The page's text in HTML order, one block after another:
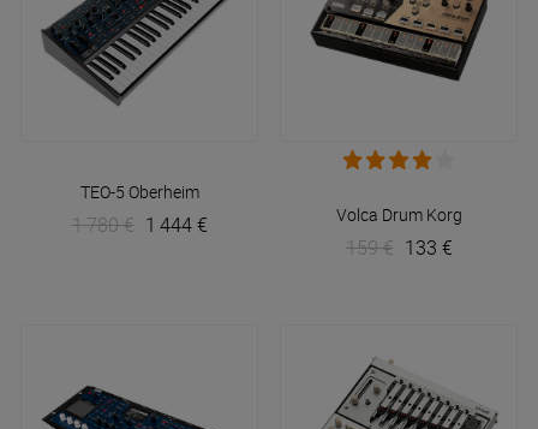
TEO-5 Oberheim
1 780 € 1 444 € Volca Drum Korg
159 € 133 €